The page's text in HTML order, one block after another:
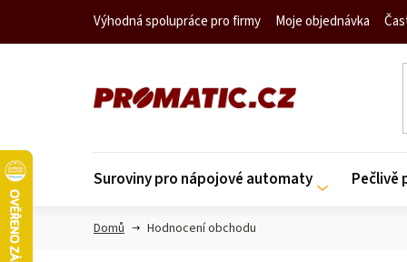
obsah
Výhodná spolupráce pro firmy Moje objednávka
Suroviny pro nápojové automaty Pečlivě
Domů Hodnocení obchodu